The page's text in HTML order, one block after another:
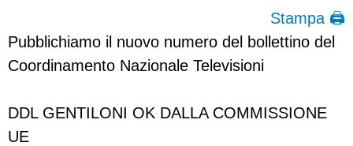
Stampa 🖨
Pubblichiamo il nuovo numero del bollettino del
Coordinamento Nazionale Televisioni
DDL GENTILONI OK DALLA COMMISSIONE
UE